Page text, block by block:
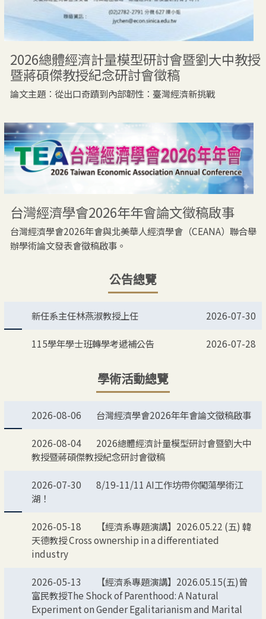
2026總體經濟計量模型研討會暨劉大中教授
暨蔣碩傑教授紀念研討會徵稿
論文主題：從出口奇蹟到內部韌性：臺灣經濟新挑戰
台灣經濟學會2026年年會論文徵稿啟事
台灣經濟學會2026年會與北美華人經濟學會（CEANA）聯合舉
辦學術論文發表會徵稿啟事。
公告總覽
新任系主任林燕淑教授上任 2026-07-30
115學年學士班轉學考遞補公告 2026-07-28
學術活動總覽
2026-08-06 台灣經濟學會2026年年會論文徵稿啟事
2026-08-04
2026總體經濟計量模型研討會暨劉大中
教授暨蔣碩傑教授紀念研討會徵稿
2026-07-30
8/19-11/11 AI工作坊帶你闖蕩學術江
湖！
2026-05-18
【經濟系專題演講】2026.05.22 (五) 韓
天德教授 Cross ownership in a differentiated
industry
2026-05-13
【經濟系專題演講】2026.05.15(五)曾
富民教授The Shock of Parenthood: A Natural
Experiment on Gender Egalitarianism and Marital